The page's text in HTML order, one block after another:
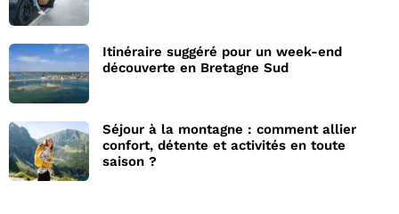
Itinéraire suggéré pour un week-end
découverte en Bretagne Sud
Séjour à la montagne : comment allier
confort, détente et activités en toute
saison ?